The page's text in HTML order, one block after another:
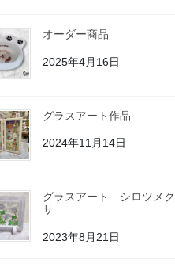
オーダー商品
2025年4月16日
グラスアート作品
2024年11月14日
グラスアート シロツメク
サ
2023年8月21日